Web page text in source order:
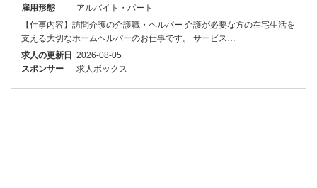
雇用形態
アルバイト・パート
【仕事内容】訪問介護の介護職・ヘルパー 介護が必要な方の在宅生活を
支える大切なホームヘルパーのお仕事です。 サービス…
求人の更新日 2026-08-05
スポンサー
求人ボックス